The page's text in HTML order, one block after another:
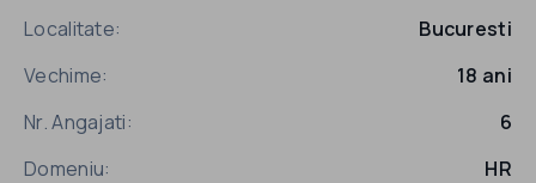
Localitate:
Bucuresti
Vechime:
18 ani
Nr. Angajati:
6
Domeniu:
HR